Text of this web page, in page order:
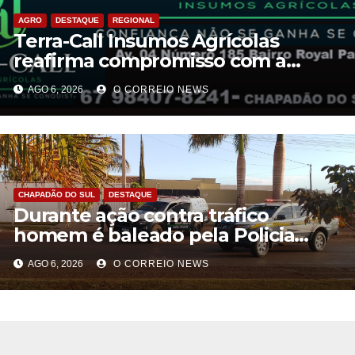
AGRO DESTAQUE REGIONAL
Terra-Call Insumos Agrícolas
reafirma compromisso com a
qualidade do Calcário Castro PR
AGO 6, 2026 O CORREIO NEWS
CHAPADÃO DO SUL DESTAQUE
Durante ação contra tráfico
homem é baleado pela Policia
Militar em Chapadão do Sul
AGO 6, 2026 O CORREIO NEWS